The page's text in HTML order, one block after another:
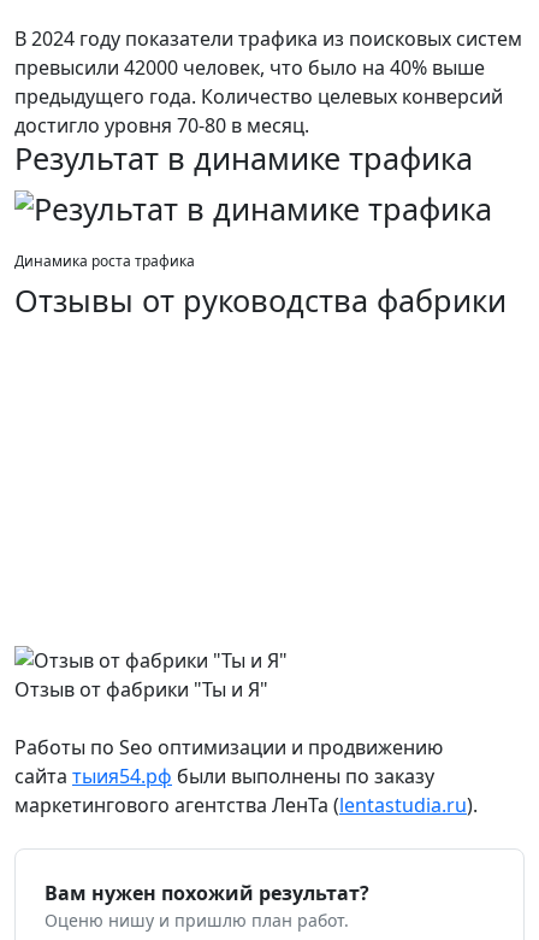
В 2024 году показатели трафика из поисковых систем
превысили 42000 человек, что было на 40% выше
предыдущего года. Количество целевых конверсий
достигло уровня 70-80 в месяц.
Результат в динамике трафика
Динамика роста трафика
Отзывы от руководства фабрики
Отзыв от фабрики "Ты и Я"
Работы по Seo оптимизации и продвижению
сайта тыия54.рф были выполнены по заказу
маркетингового агентства ЛенТа (lentastudia.ru).
Вам нужен похожий результат?
Оценю нишу и пришлю план работ.